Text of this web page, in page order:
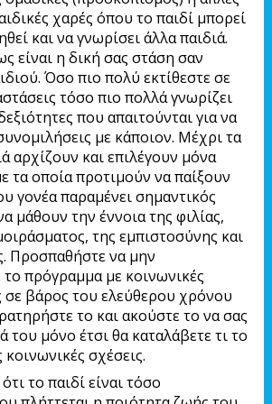
χαρές όπου το παιδί μπορεί
και να γνωρίσει άλλα παιδιά.
είναι η δική σας στάση σαν
Όσο πιο πολύ εκτίθεστε σε
τόσο πιο πολλά γνωρίζει
που απαιτούνται για να
με κάποιον. Μέχρι τα
αρχίζουν και επιλέγουν μόνα
τα οποία προτιμούν να παίξουν
γονέα παραμένει σημαντικός
μάθουν την έννοια της φιλίας,
της εμπιστοσύνης και
Προσπαθήστε να μην
πρόγραμμα με κοινωνικές
σε βάρος του ελεύθερου χρόνου
το και ακούστε το να σας
του μόνο έτσι θα καταλάβετε τι το
σχέσεις.
το παιδί είναι τόσο